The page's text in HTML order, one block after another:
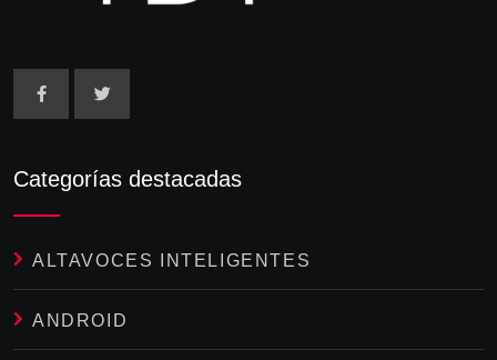
Categorías destacadas
ALTAVOCES INTELIGENTES
ANDROID